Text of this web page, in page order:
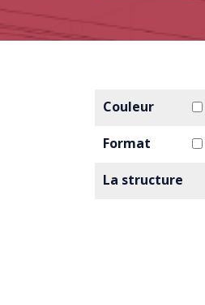
Couleur
Format
La structure